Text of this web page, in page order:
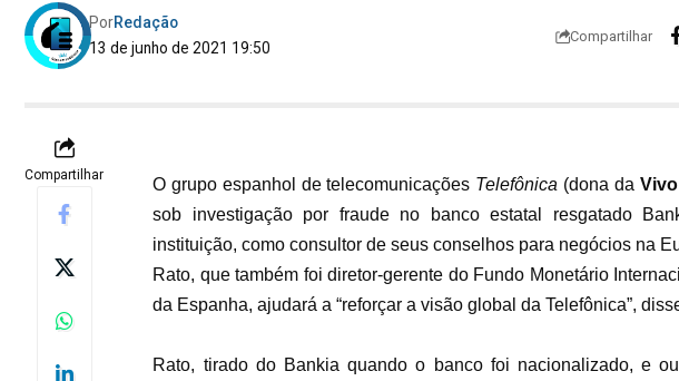
13 de junho de 2021 19:50
PorRedação
Compartilhar
Compartilhar O grupo espanhol de telecomunicações Telefônica (dona da Vivo
sob investigação por fraude no banco estatal resgatado
instituição, como consultor de seus conselhos para negócios na
Rato, que também foi diretor-gerente do Fundo Monetário
da Espanha, ajudará a “reforçar a visão global da Telefônica”,
Rato, tirado do Bankia quando o banco foi nacionalizado, e